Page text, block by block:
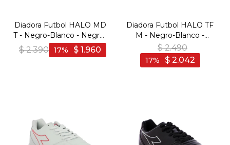
Diadora Futbol HALO MD
T - Negro-Blanco - Negro-
Blanco
$ 2.390 $ 1.960
17
Diadora Futbol HALO TF
M - Negro-Blanco -
Negro-Blanco
$ 2.490
$ 2.042
17